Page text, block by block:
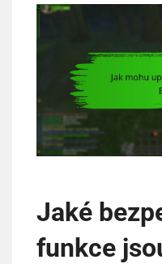
Jaké
funkce